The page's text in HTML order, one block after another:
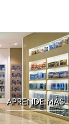
APRENDE MÁS